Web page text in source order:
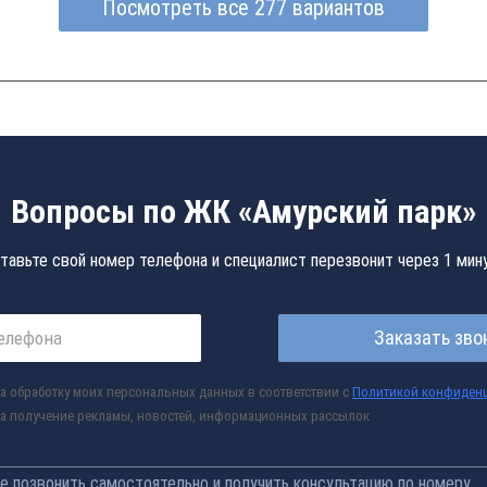
Посмотреть все 277 вариантов
Вопросы по ЖК «Амурский парк»
свой номер телефона и специалист перезвонит через 1
Заказать
обработку моих персональных данных в соответствии с Политикой
получение рекламы, новостей, информационных рассылок